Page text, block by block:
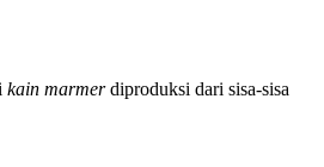
kain marmerdiproduksi dari sisa-sisa